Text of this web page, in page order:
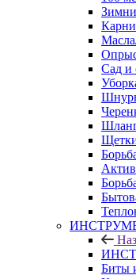
Сад и
Биты